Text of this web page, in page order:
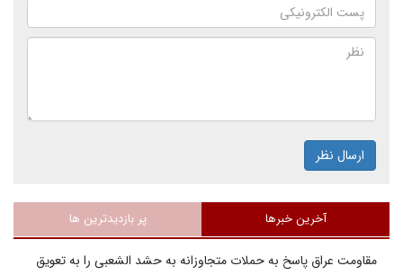
ارسال نظر
آخرین خبرها پر بازدیدترین ها
مقاومت عراق پاسخ به حملات متجاوزانه به حشد الشعبی را به تعویق